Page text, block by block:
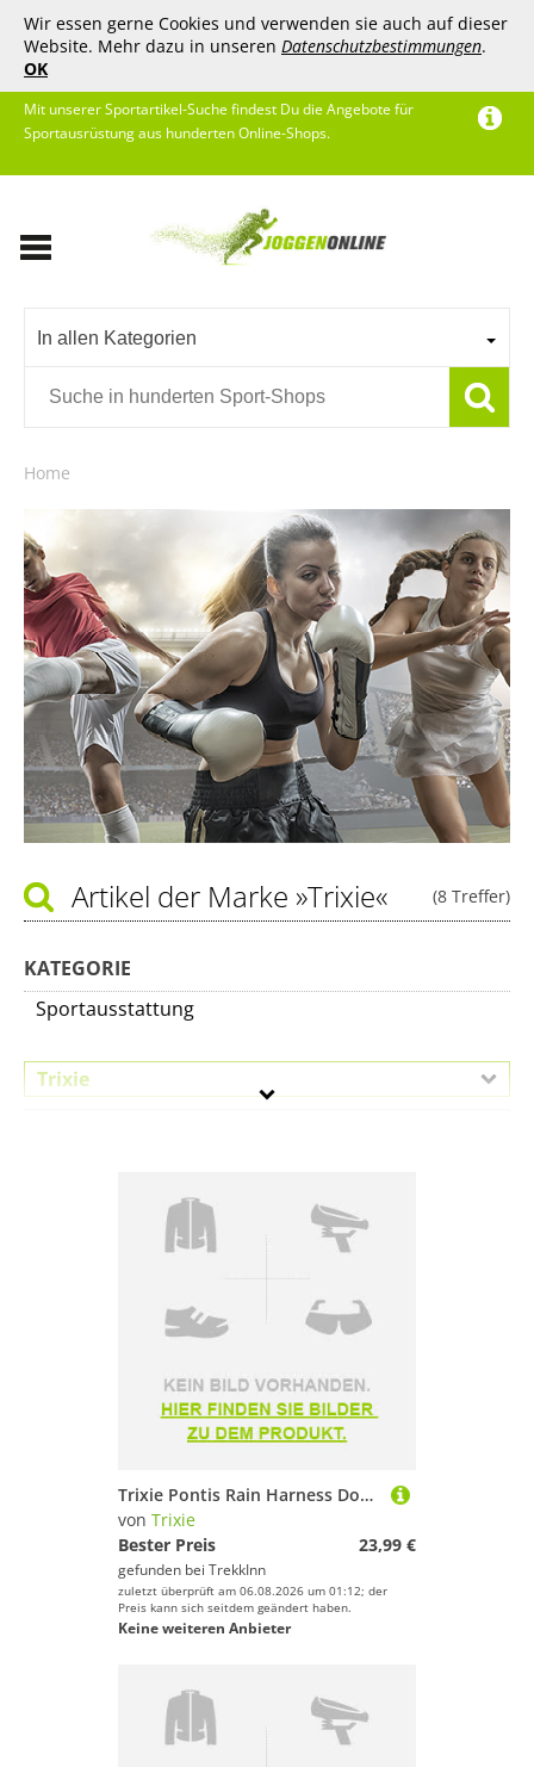
Wir essen gerne Cookies und verwenden sie auch auf dieser
Website. Mehr dazu in unseren Datenschutzbestimmungen.
OK
Mit unserer Sportartikel-Suche findest Du die Angebote für
Sportausrüstung aus hunderten Online-Shops.
In allen Kategorien
Home
(8 Treffer)
Artikel der Marke »Trixie«
KATEGORIE
Sportausstattung
Trixie
Trixie Pontis Rain Harness Dog Jacket Rosa 33 cm
von Trixie
Bester Preis
23,99 €
gefunden bei TrekkInn
zuletzt überprüft am 06.08.2026 um 01:12; der
Preis kann sich seitdem geändert haben.
Keine weiteren Anbieter